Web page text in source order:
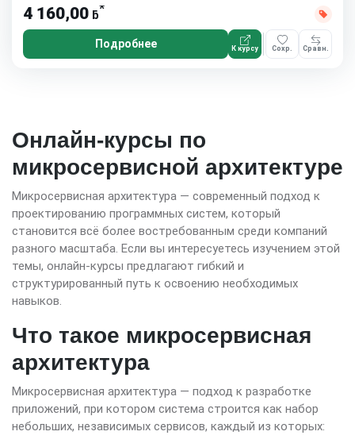
4 160,00 ƃ*
Подробнее К курсу Сохр. Сравн.
Онлайн-курсы по
микросервисной архитектуре
Микросервисная архитектура — современный подход к
проектированию программных систем, который
становится всё более востребованным среди компаний
разного масштаба. Если вы интересуетесь изучением этой
темы, онлайн-курсы предлагают гибкий и
структурированный путь к освоению необходимых
навыков.
Что такое микросервисная
архитектура
Микросервисная архитектура — подход к разработке
приложений, при котором система строится как набор
небольших, независимых сервисов, каждый из которых: